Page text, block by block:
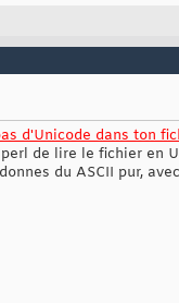
d'Unicode dans ton
de lire le fichier en
du ASCII pur,